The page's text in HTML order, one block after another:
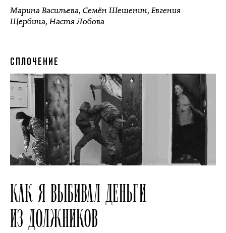
Марина Васильева, Семён Шешенин,Евгения
Щербина,Настя Лобова
СПЛОЧЕНИЕ
КАК Я ВЫБИВАЛ ДЕНЬГИ
ИЗ ДОЛЖНИКОВ